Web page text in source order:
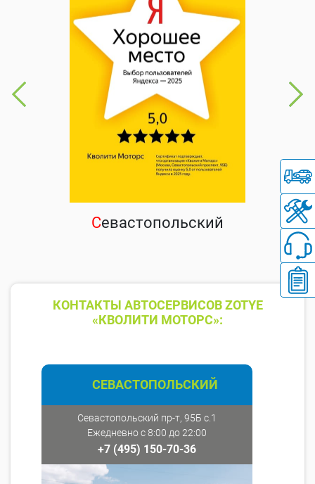
Севастопольский
КОНТАКТЫ АВТОСЕРВИСОВ ZOTYE
«КВОЛИТИ МОТОРС»:
СЕВАСТОПОЛЬСКИЙ
Севастопольский пр-т, 95Б с.1
Ежедневно с 8:00 до 22:00
+7 (495) 150-70-36